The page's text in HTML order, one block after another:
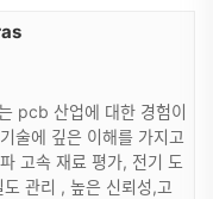
pcb 산업에 대한 경험이
술에 깊은 이해를 가지고
고속 재료 평가, 전기 도
관리 , 높은 신뢰성,고